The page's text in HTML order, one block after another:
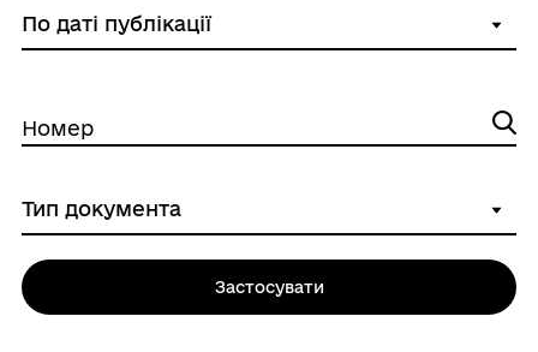
Номер
Застосувати